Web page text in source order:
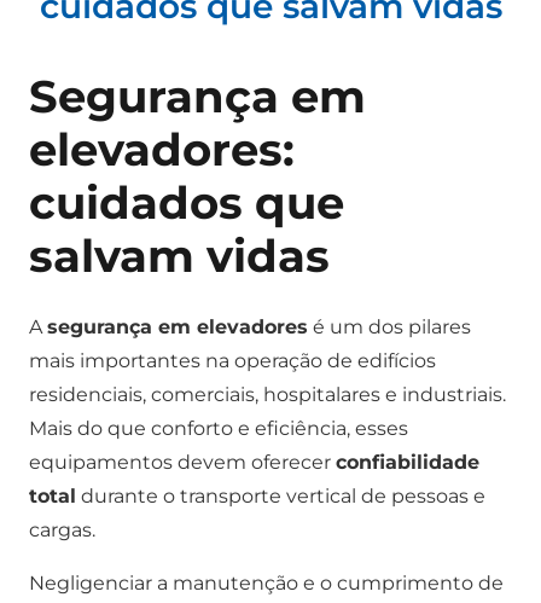
Segurança em
elevadores:
cuidados que
salvam vidas
A segurança em elevadores é um dos pilares
mais importantes na operação de edifícios
residenciais, comerciais, hospitalares e industriais.
Mais do que conforto e eficiência, esses
equipamentos devem oferecer confiabilidade
total durante o transporte vertical de pessoas e
cargas.
Negligenciar a manutenção e o cumprimento de